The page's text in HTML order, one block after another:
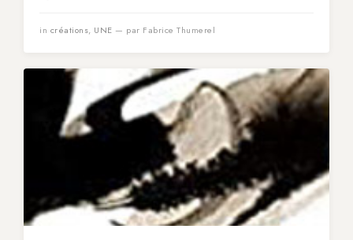
in créations, UNE — par Fabrice Thumerel